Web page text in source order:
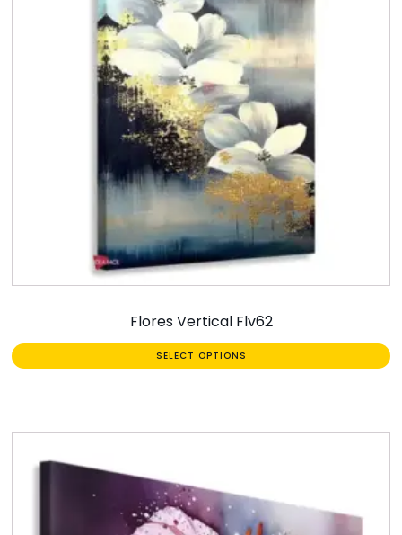
Flores Vertical Flv62
SELECT OPTIONS